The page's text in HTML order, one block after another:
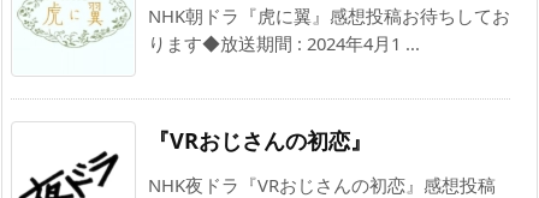
NHK朝ドラ『虎に翼』感想投稿お待ちしてお
ります◆放送期間 : 2024年4月1 ...
『VRおじさんの初恋』
NHK夜ドラ『VRおじさんの初恋』感想投稿